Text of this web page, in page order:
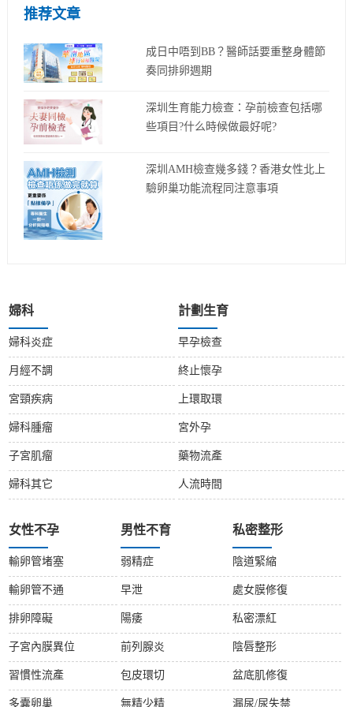
推荐文章
成日中唔到BB？醫師話要重整身體節
奏同排卵週期
深圳生育能力檢查：孕前檢查包括哪
些項目?什么時候做最好呢?
深圳AMH檢查幾多錢？香港女性北上
驗卵巢功能流程同注意事項
婦科
婦科炎症
月經不調
宮頸疾病
婦科腫瘤
子宮肌瘤
婦科其它
計劃生育
早孕檢查
終止懷孕
上環取環
宮外孕
藥物流產
人流時間
女性不孕
輸卵管堵塞
輸卵管不通
排卵障礙
子宮內膜異位
習慣性流產
多囊卵巢
男性不育
弱精症
早泄
陽痿
前列腺炎
包皮環切
無精少精
私密整形
陰道緊縮
處女膜修復
私密漂紅
陰唇整形
盆底肌修復
漏尿/尿失禁